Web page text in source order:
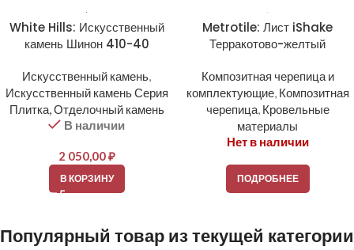
White Hills: Искусственный
камень Шинон 410-40
Искусственный камень,
Искусственный камень Серия
Плитка, Отделочный камень
В наличии
2 050,00₽
В КОРЗИНУ
Metrotile: Лист iShake
Терракотово-желтый
Композитная черепица и
комплектующие, Композитная
черепица, Кровельные
материалы
Нет в наличии
ПОДРОБНЕЕ
Популярный товар из текущей категории